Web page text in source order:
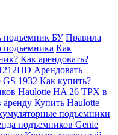
подъемник БУ Правила
подъемника Как
Как арендовать?
Арендовать
1932 Как купить?
Haulotte HA 26 TPX в
аренду Купить Haulotte
подъемники
подъемников Genie